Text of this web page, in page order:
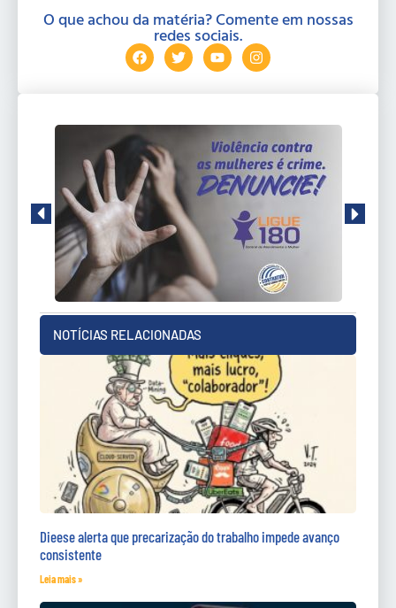
O que achou da matéria? Comente em nossas
redes sociais.
NOTÍCIAS RELACIONADAS
Dieese alerta que precarização do trabalho impede avanço
consistente
Leia mais »